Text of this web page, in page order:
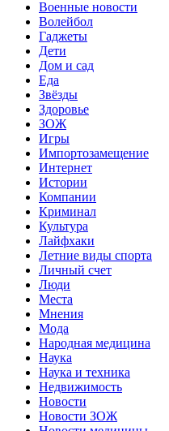
Военные новости
Волейбол
Гаджеты
Дети
Дом и сад
Еда
Звёзды
Здоровье
ЗОЖ
Игры
Импортозамещение
Интернет
Истории
Компании
Криминал
Культура
Лайфхаки
Летние виды спорта
Личный счет
Люди
Места
Мнения
Мода
Народная медицина
Наука
Наука и техника
Недвижимость
Новости
Новости ЗОЖ